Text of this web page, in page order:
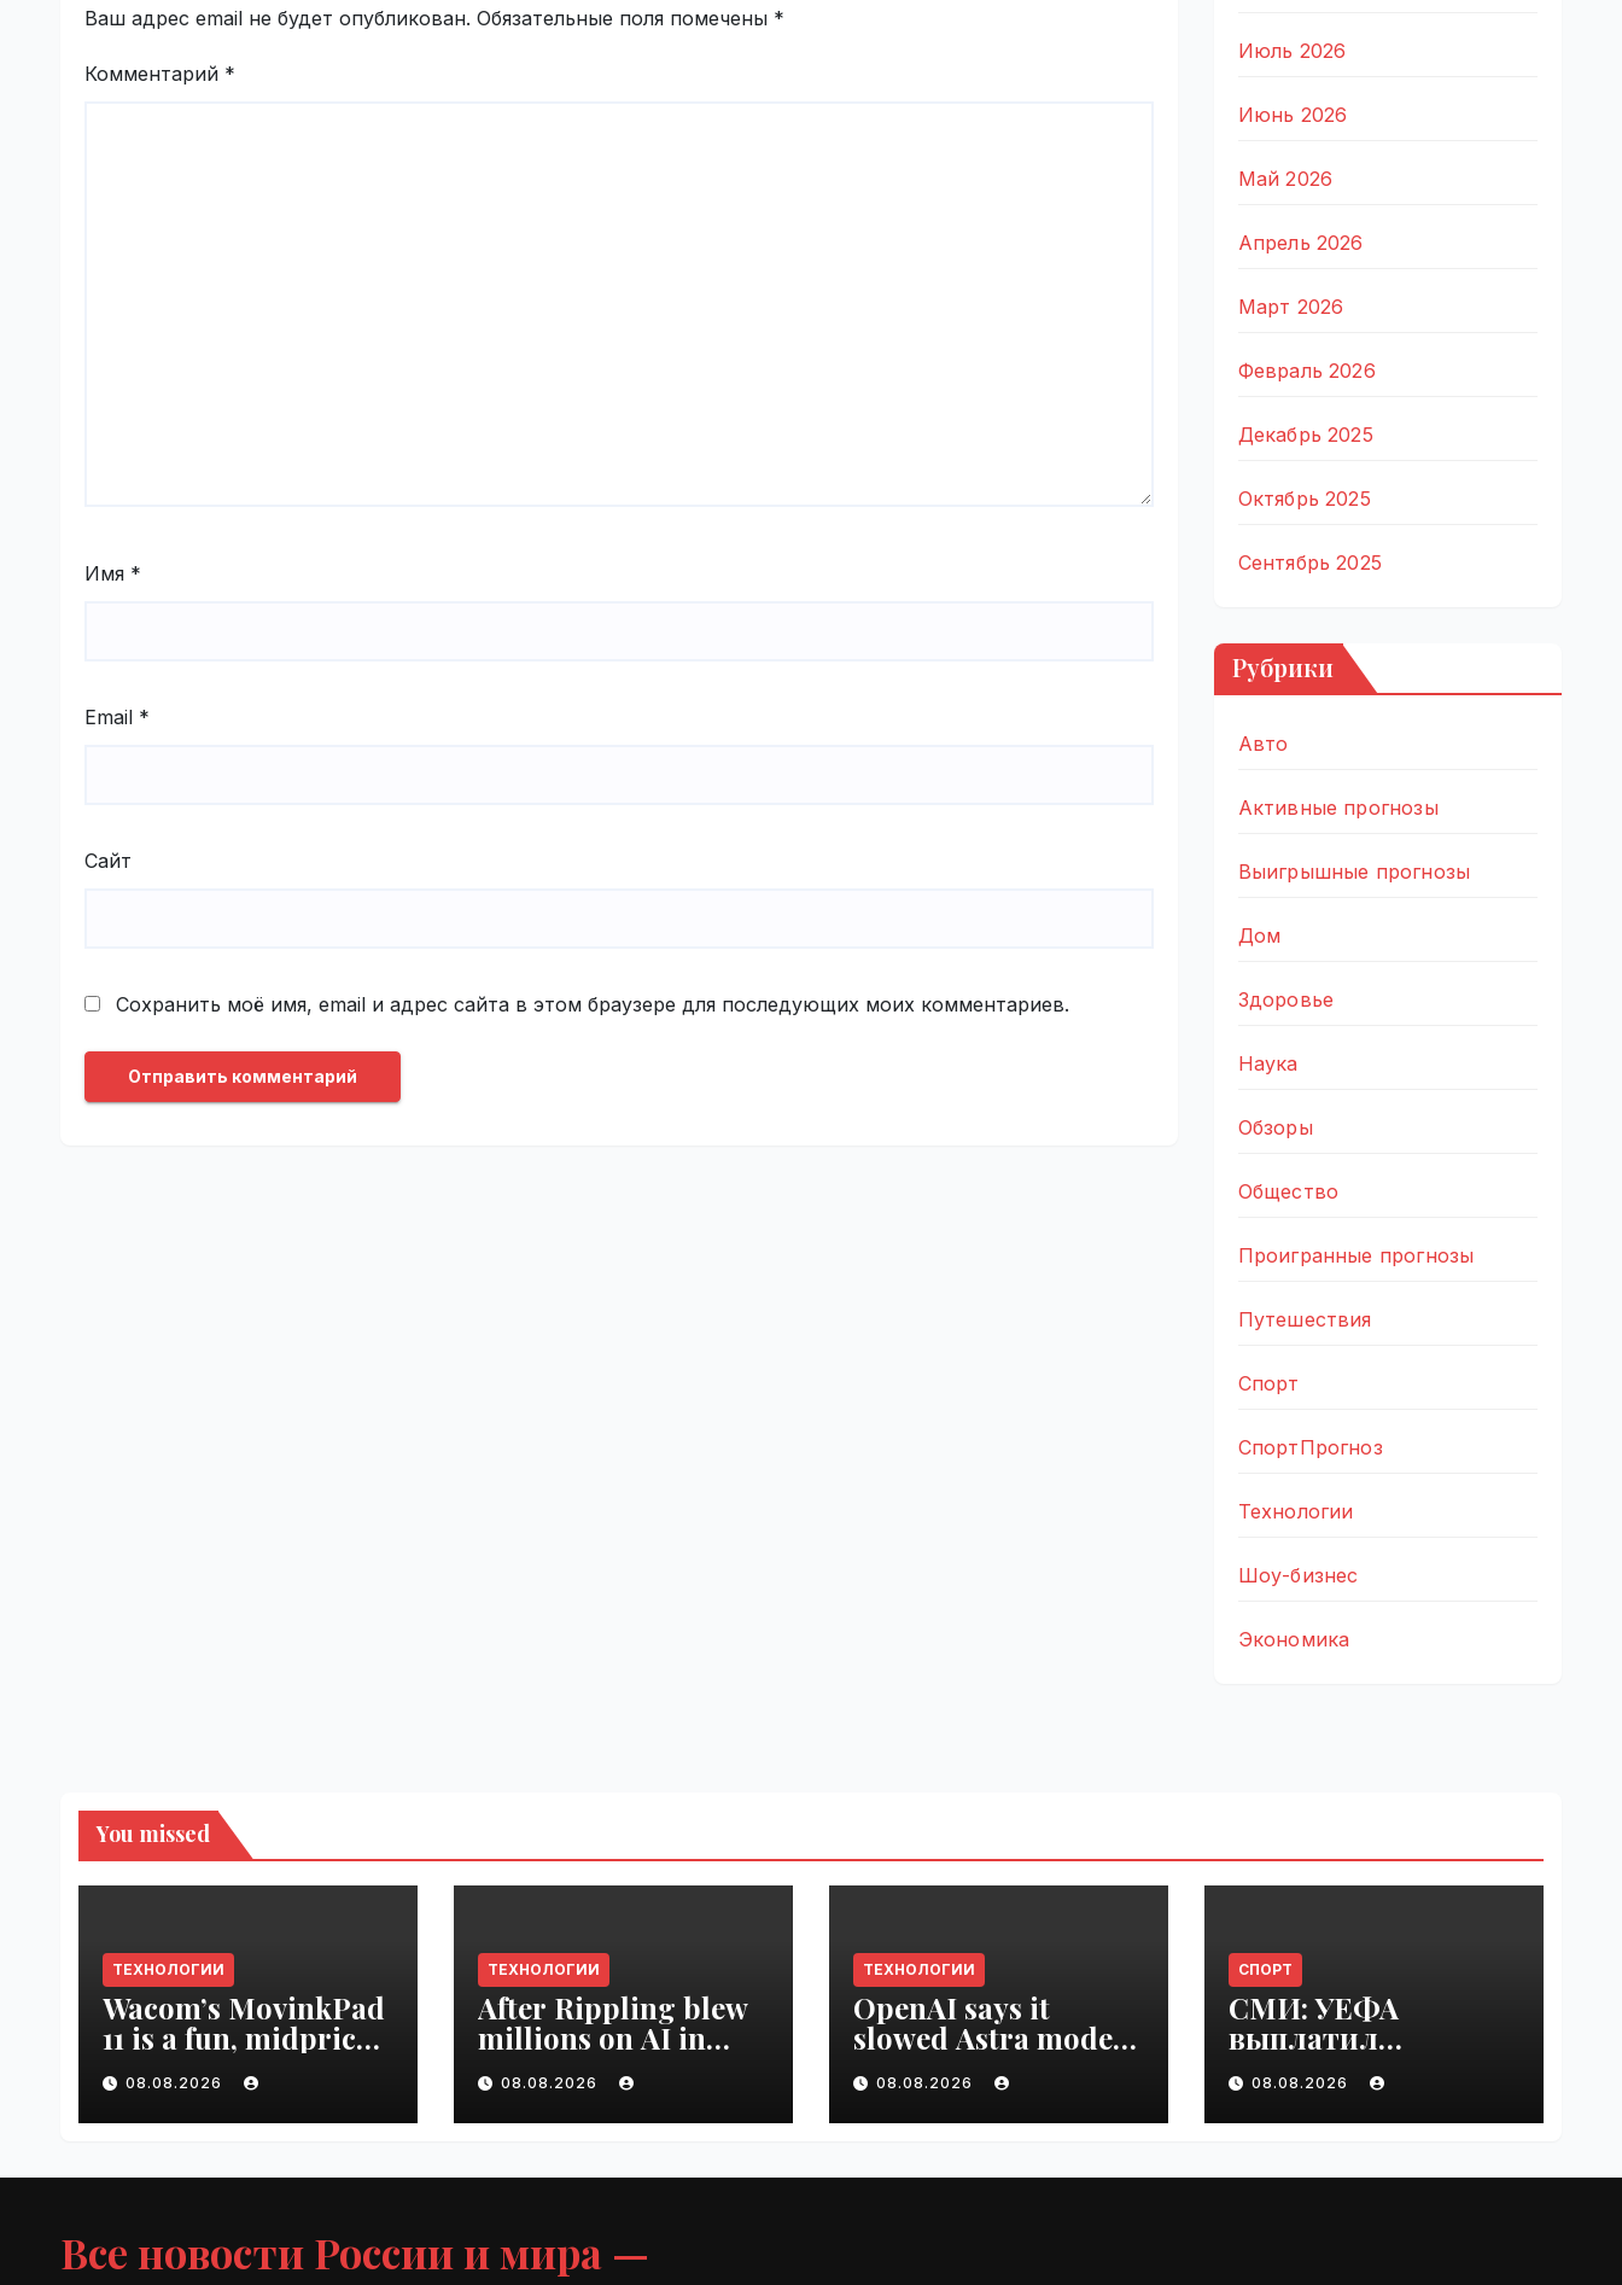
Ваш адрес email не будет опубликован. Обязательные поля помечены *
Комментарий *
Имя *
Email *
Сайт
Сохранить моё имя, email и адрес сайта в этом браузере для последующих моих комментариев.
Июль 2026
Июнь 2026
Май 2026
Апрель 2026
Март 2026
Февраль 2026
Декабрь 2025
Октябрь 2025
Сентябрь 2025
Рубрики
Авто
Активные прогнозы
Выигрышные прогнозы
Дом
Здоровье
Наука
Обзоры
Общество
Проигранные прогнозы
Путешествия
Спорт
СпортПрогноз
Технологии
Шоу-бизнес
Экономика
You missed
ТЕХНОЛОГИИ
Wacom’s MovinkPad
11 is a fun, midpriced
entry point for
digital artists |
VseTime.ru
08.08.2026
ТЕХНОЛОГИИ
After Rippling blew
millions on AI in
months, it built an
employee ROI tool |
VseTime.ru
08.08.2026
ТЕХНОЛОГИИ
OpenAI says it
slowed Astra model
development over
security concerns |
VseTime.ru
08.08.2026
СПОРТ
СМИ: УЕФА
выплатил
шестизначную
сумму любовнице
Инфантино |
08.08.2026
Все новости России и мира —